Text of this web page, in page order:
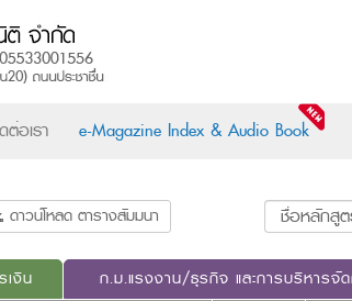
ต่อเรา e-Magazine Index & Audio Book
ดาวน์โหลด ตารางสัมมนา
งิน ก.ม.แรงงาน/ธุรกิจ และการบริหารจั